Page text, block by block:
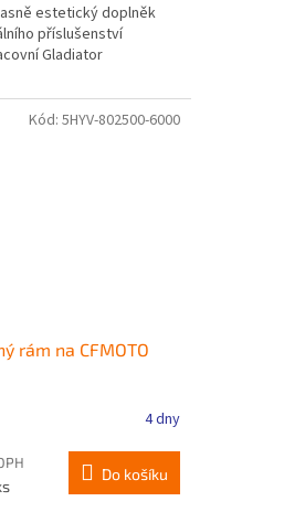
estetický doplněk
příslušenství
Gladiator
rám na CFMOTO
4 dny
Do košíku
Kód: 5HYV-802500-6000